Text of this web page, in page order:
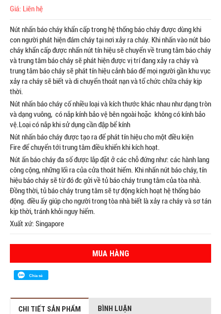
Giá: Liên hệ
Nút nhấn báo cháy khẩn cấp trong hệ thống báo cháy được dùng khi
con người phát hiện đám cháy tại nơi xảy ra cháy. Khi nhấn vào nút báo
cháy khẩn cấp được nhấn nút tín hiệu sẽ chuyển về trung tâm báo cháy
và trung tâm báo cháy sẽ phát hiện được vị trí đang xảy ra cháy và
trung tâm báo cháy sẽ phát tín hiệu cảnh báo để mọi người gần khu vục
xảy ra cháy sẽ biết và di chuyển thoát nạn và tổ chức chữa cháy kịp
thời.
Nút nhấn báo cháy cố nhiều loại và kích thước khác nhau như dạng tròn
và dạng vuông, có nắp kính bảo vệ bên ngoài hoặc không có kính bảo
vệ.Loại có nắp khi sử dụng cần đập bể kính
Nút nhấn báo cháy được tạo ra để phát tín hiệu cho một điều kiện
Fire để chuyển tới trung tâm điều khiển khi kích hoạt.
Nút ấn báo cháy đa số được lắp đặt ở các chỗ đứng như: các hành lang
công cộng, những lối ra của cửa thoát hiểm. Khi nhấn nút báo cháy, tín
hiệu báo cháy sẽ từ đó đc gửi về tủ báo cháy trung tâm của tòa nhà.
Đồng thời, tủ báo cháy trung tâm sẽ tự động kích hoạt hệ thống báo
động. điều ấy giúp cho người trong tòa nhà biết là xảy ra cháy và sơ tán
kịp thời, tránh khỏi nguy hiểm.
Xuất xứ: Singapore
MUA HÀNG
Chia sẻ
CHI TIẾT SẢN PHẨM BÌNH LUẬN